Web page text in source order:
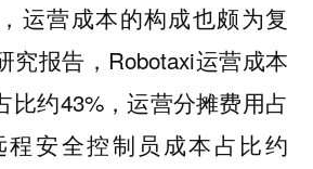
运营成本的构成也颇为复
究报告，Robotaxi运营成本
比约43%，运营分摊费用占
程安全控制员成本占比约